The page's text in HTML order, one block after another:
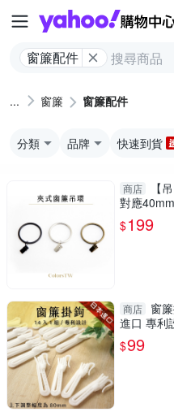
窗簾配件
窗簾 窗簾配件
分類 品牌 快速到貨
商店
【
對應
$199
商店
窗
進口 專利
$99